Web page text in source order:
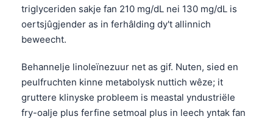
triglyceriden sakje fan 210 mg/dL nei 130 mg/dL is
oertsjûgjender as in ferhâlding dy't allinnich
beweecht.
Behannelje linoleïnezuur net as gif. Nuten, sied en
peulfruchten kinne metabolysk nuttich wêze; it
gruttere klinyske probleem is meastal yndustriële
fry-oalje plus ferfine setmoal plus in leech yntak fan
Монгол
ພາສາລາວ
Basa Jawa
Cebuano
ئۇيغۇرچە
Кыргызча